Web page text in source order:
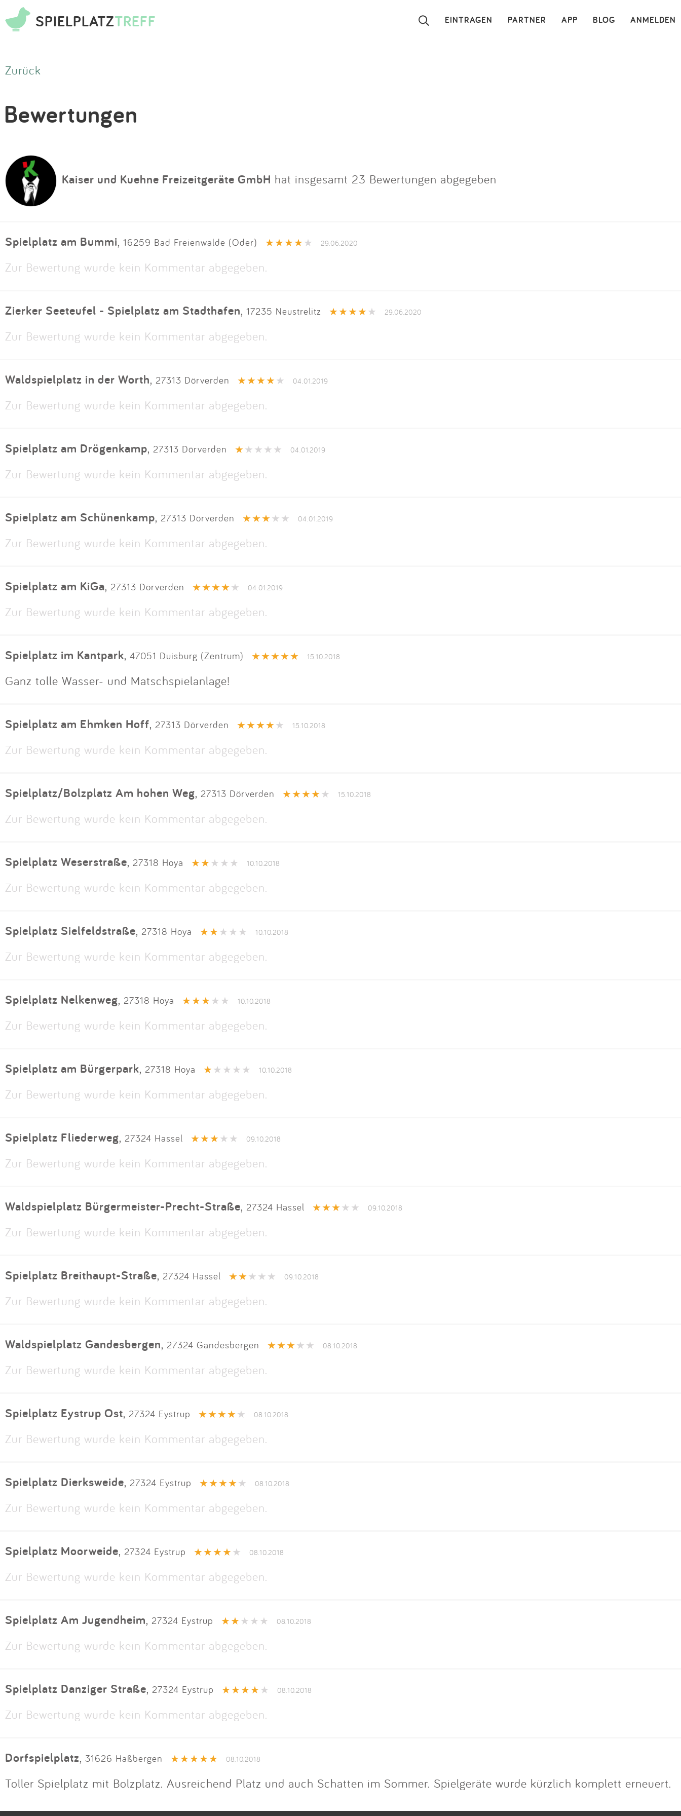
SPIELPLATZTREFF ANMELDEN
BLOG
APP
PARTNER
EINTRAGEN ×
Partner
Zurück
Bewertungen
Kaiser und Kuehne Freizeitgeräte GmbH hat insgesamt 23 Bewertungen abgegeben
Spielplatz am Bummi, 16259 Bad Freienwalde (Oder) 29.06.2020
Zur Bewertung wurde kein Kommentar abgegeben.
Zierker Seeteufel - Spielplatz am Stadthafen, 17235 Neustrelitz 29.06.2020
Zur Bewertung wurde kein Kommentar abgegeben.
Waldspielplatz in der Worth, 27313 Dörverden 04.01.2019
Zur Bewertung wurde kein Kommentar abgegeben.
Spielplatz am Drögenkamp, 27313 Dörverden 04.01.2019
Zur Bewertung wurde kein Kommentar abgegeben.
Spielplatz am Schünenkamp, 27313 Dörverden 04.01.2019
Zur Bewertung wurde kein Kommentar abgegeben.
Spielplatz am KiGa, 27313 Dörverden 04.01.2019
Zur Bewertung wurde kein Kommentar abgegeben.
Spielplatz im Kantpark, 47051 Duisburg (Zentrum) 15.10.2018
Ganz tolle Wasser- und Matschspielanlage!
Spielplatz am Ehmken Hoff, 27313 Dörverden 15.10.2018
Zur Bewertung wurde kein Kommentar abgegeben.
Spielplatz/Bolzplatz Am hohen Weg, 27313 Dörverden 15.10.2018
Zur Bewertung wurde kein Kommentar abgegeben.
Spielplatz Weserstraße, 27318 Hoya 10.10.2018
Zur Bewertung wurde kein Kommentar abgegeben.
Spielplatz Sielfeldstraße, 27318 Hoya 10.10.2018
Zur Bewertung wurde kein Kommentar abgegeben.
Spielplatz Nelkenweg, 27318 Hoya 10.10.2018
Zur Bewertung wurde kein Kommentar abgegeben.
Spielplatz am Bürgerpark, 27318 Hoya 10.10.2018
Zur Bewertung wurde kein Kommentar abgegeben.
Spielplatz Fliederweg, 27324 Hassel 09.10.2018
Zur Bewertung wurde kein Kommentar abgegeben.
Waldspielplatz Bürgermeister-Precht-Straße, 27324 Hassel 09.10.2018
Zur Bewertung wurde kein Kommentar abgegeben.
Spielplatz Breithaupt-Straße, 27324 Hassel 09.10.2018
Zur Bewertung wurde kein Kommentar abgegeben.
Waldspielplatz Gandesbergen, 27324 Gandesbergen 08.10.2018
Zur Bewertung wurde kein Kommentar abgegeben.
Spielplatz Eystrup Ost, 27324 Eystrup 08.10.2018
Zur Bewertung wurde kein Kommentar abgegeben.
Spielplatz Dierksweide, 27324 Eystrup 08.10.2018
Zur Bewertung wurde kein Kommentar abgegeben.
Spielplatz Moorweide, 27324 Eystrup 08.10.2018
Zur Bewertung wurde kein Kommentar abgegeben.
Spielplatz Am Jugendheim, 27324 Eystrup 08.10.2018
Zur Bewertung wurde kein Kommentar abgegeben.
Spielplatz Danziger Straße, 27324 Eystrup 08.10.2018
Zur Bewertung wurde kein Kommentar abgegeben.
Dorfspielplatz, 31626 Haßbergen 08.10.2018
Toller Spielplatz mit Bolzplatz. Ausreichend Platz und auch Schatten im Sommer. Spielgeräte wurde kürzlich komplett erneuert.